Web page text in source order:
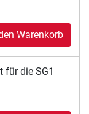
Warenkorb
für die SG1